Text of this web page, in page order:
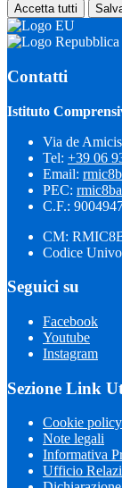
Accetta tutti
Contatti
Istituto
Via de
Tel: +39 06
Email:
PEC:
C.F.:
CM:
Codice
Seguici su
Facebook
Youtube
Instagram
Sezione Link
Cookie policy
Note legali
Informativa
Ufficio